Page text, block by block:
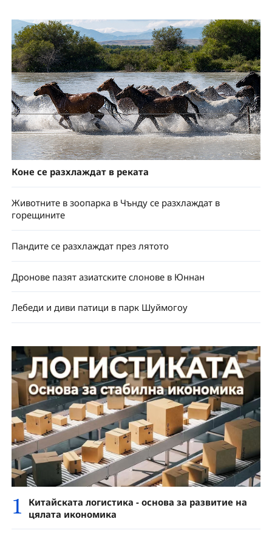
Коне се разхлаждат в реката
Животните в зоопарка в Чънду се разхлаждат в
горещините
Пандите се разхлаждат през лятото
Дронове пазят азиатските слонове в Юннан
Лебеди и диви патици в парк Шуймогоу
1
Китайската логистика - основа за развитие на
цялата икономика